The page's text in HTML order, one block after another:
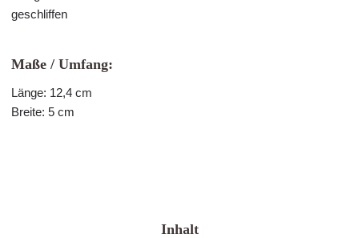
geschliffen
Maße / Umfang:
Länge: 12,4 cm
Breite: 5 cm
Inhalt